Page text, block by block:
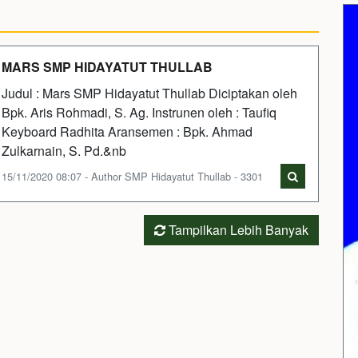
MARS SMP HIDAYATUT THULLAB
Judul : Mars SMP Hidayatut Thullab Diciptakan oleh
Bpk. Aris Rohmadi, S. Ag. Instrunen oleh : Taufiq
Keyboard Radhita Aransemen : Bpk. Ahmad
Zulkarnain, S. Pd.&nb
15/11/2020 08:07 - Author SMP Hidayatut Thullab - 3301
Tampilkan Lebih Banyak